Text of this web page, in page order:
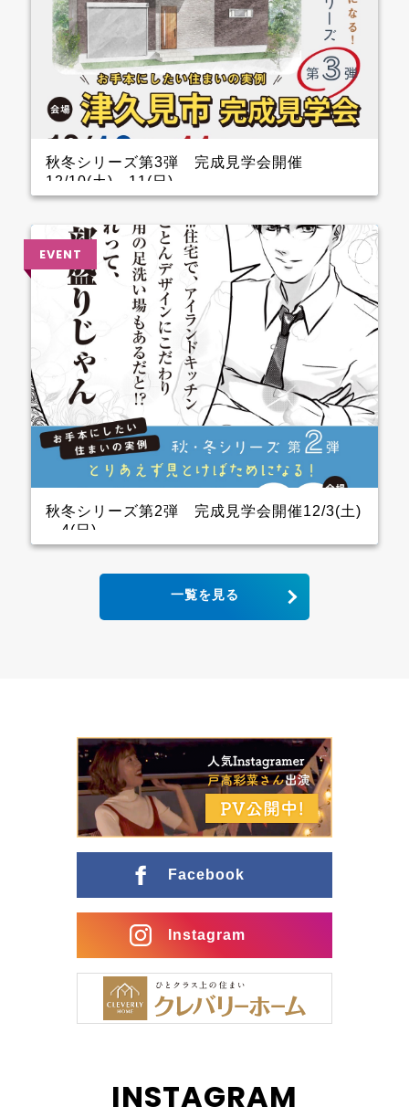
秋冬シリーズ第3弾 完成見学会開催
12/10(土)～11(日)
インナーガレージがある家 完成見学会のお知らせ
クレバリーホーム完成見学会！ 12月10日(土)11日
(日) ■会場：大分県津久見市 ご予約いただいた方に
は、現地地図をメールまたは郵送いたします。 ▼ ご
来場で人気のＬOGOSグッズをプレゼント！ ファイナ
ンスシャルプランナーによる資金計画のご相談も実
施。 お手本どころ！！ 玄関 玄関を上がってすぐのと
ころに手洗器を設置しているので、とても衛生的。 1.5
帖あるSCLは三輪車やベビーカーなどおける広さなの
でファミリー層に嬉しいです。 キッチン キッチン背
面のカップボードの横に造作カウンターを設けている
ので、キッチン用の家電を横一列にきれいに並べられ
ます。 パントリーも十分に幅をとっていて大容量の収
納が可能！ リビングから死角になるところに上手に配
置しています。 &ensp […]
秋冬シリーズ第2弾 完成見学会開催12/3(土)
～4(日)
2世帯住宅の完成見学会 クレバリーホーム完成見学
会！ 12月3日(土)4日(日) ■会場：大分県大分市宮河内
ご予約いただいた方には、現地地図をメールまたは郵
一列分多い仕様になっています ダイニング スタイリ
ッシュなキッチンから見えるダイニングにはＷ2600の
壁面収納があり 洗練された3枚引き違いの内装建具が
空間をひきしめてくれます インナーガレージ 家族の
趣味のバイクは専用のインナーガレージを設け、リビ
ングとの行き来がスムーズな間取りに インナーガレー
ジ […]
一覧を見る
Facebook
Instagram
INSTAGRAM